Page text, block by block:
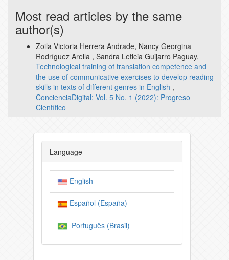
Most read articles by the same
author(s)
Zoila Victoria Herrera Andrade, Nancy Georgina
Rodríguez Arella , Sandra Leticia Guijarro Paguay,
Technological training of translation competence and
the use of communicative exercises to develop reading
skills in texts of different genres in English ,
ConcienciaDigital: Vol. 5 No. 1 (2022): Progreso
Científico
Language
English
Español (España)
Português (Brasil)